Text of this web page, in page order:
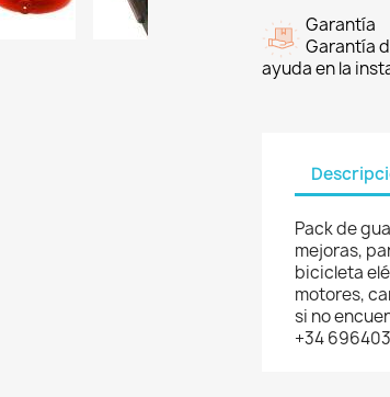
Garantía
Garantía
ayuda en la
Pack de
mejoras,
bicicleta
motores,
si no
+34